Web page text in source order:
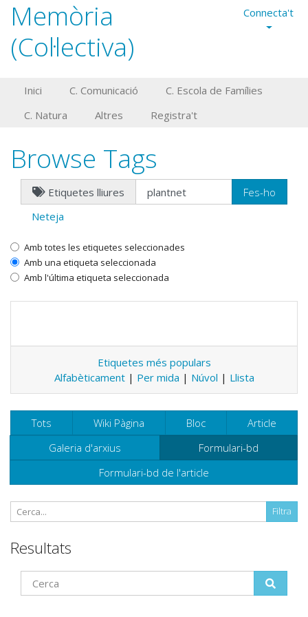
Memòria
(Col·lectiva)
Connecta't
Inici C. Comunicació
C. Escola de Famílies
C. Natura
Altres Registra't
Browse Tags
Etiquetes lliures
Neteja
Amb totes les etiquetes seleccionades
Amb una etiqueta seleccionada
Amb l'última etiqueta seleccionada
Etiquetes més populars
Alfabèticament| Per mida | Núvol | Llista
Tots Wiki Pàgina Bloc
Article
Galeria d'arxius
Formulari-bd
Formulari-bd de l'article
Resultats
Find